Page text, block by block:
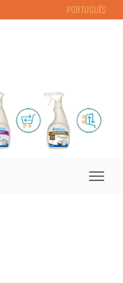
PORTUGUÊS
Toggle